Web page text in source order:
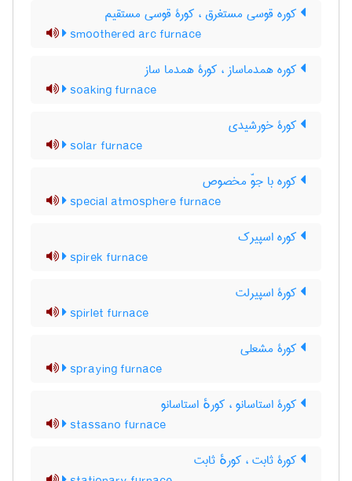
کوره قوسی مستغرق ، کورۀ قوسی مستقیم
smoothered arc furnace
کوره همدماساز ، کورۀ همدما ساز
soaking furnace
کورۀ خورشیدی
solar furnace
کوره با جوّ مخصوص
special atmosphere furnace
کوره اسپیرک
spirek furnace
کورۀ اسپیرلت
spirlet furnace
کورۀ مشعلی
spraying furnace
کورۀ استاسانو ، کورهٔ استاسانو
stassano furnace
کورۀ ثابت ، کورهٔ ثابت